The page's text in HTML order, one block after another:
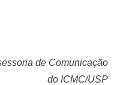
de Comunicação
do ICMC/USP